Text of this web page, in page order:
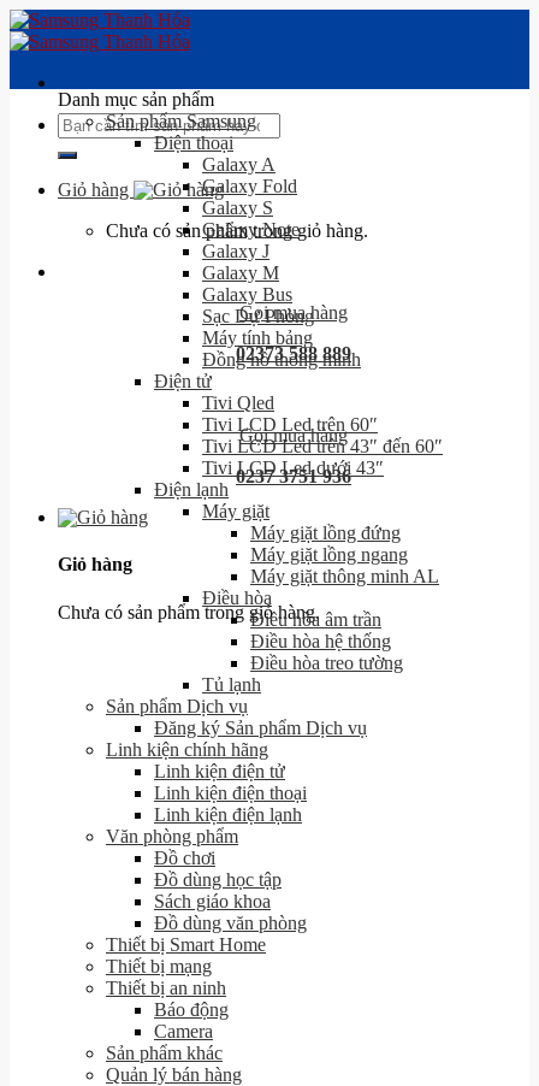
Skip
to
Tìm
kiếm:
Giỏ hàng
Chưa có sản phẩm trong giỏ hàng.
Gọi mua hàng
02373 588 889
Gọi mua hàng
0237 3751 936
Giỏ hàng
Chưa có sản phẩm trong giỏ hàng.
Danh mục sản phẩm
Sản phẩm Samsung
Điện thoại
Galaxy A
Galaxy Fold
Galaxy S
Galaxy Note
Galaxy J
Galaxy M
Galaxy Bus
Sạc Dự Phòng
Máy tính bảng
Đồng hồ thông minh
Điện tử
Tivi Qled
Tivi LCD Led trên 60″
Tivi LCD Led trên 43″ đến 60″
Tivi LCD Led dưới 43″
Điện lạnh
Máy giặt
Máy giặt lồng đứng
Máy giặt lồng ngang
Máy giặt thông minh AL
Điều hòa
Điều hòa âm trần
Điều hòa hệ thống
Điều hòa treo tường
Tủ lạnh
Sản phẩm Dịch vụ
Đăng ký Sản phẩm Dịch vụ
Linh kiện chính hãng
Linh kiện điện tử
Linh kiện điện thoại
Linh kiện điện lạnh
Văn phòng phẩm
Đồ chơi
Đồ dùng học tập
Sách giáo khoa
Đồ dùng văn phòng
Thiết bị Smart Home
Thiết bị mạng
Thiết bị an ninh
Báo động
Camera
Sản phẩm khác
Quản lý bán hàng